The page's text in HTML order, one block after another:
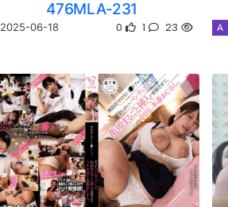
476MLA-231
2025-06-18 0 1 23 A